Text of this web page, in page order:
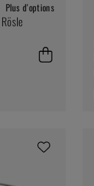
Plus d'options